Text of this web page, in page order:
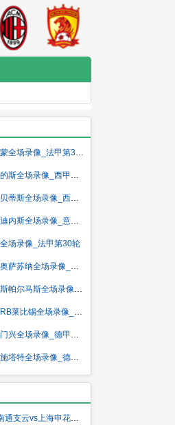
场录像_法甲第30轮
场录像_西甲第32轮
全场录像_西甲第32轮
全场录像_意甲第33轮
场录像_法甲第30轮
全场录像_西甲第32轮
斯全场录像_西甲第32轮
全场录像_德甲第30轮
场录像_德甲第30轮
全场录像_德甲第30轮
vs上海申花比赛集锦